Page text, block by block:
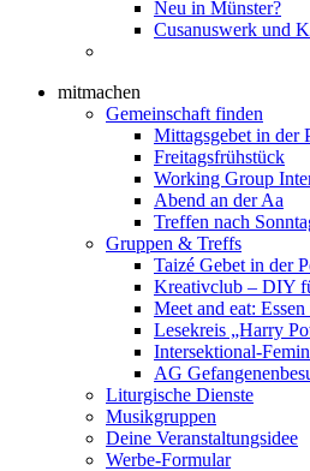
Neu in Münster?
Cusanuswerk und
mitmachen
Gemeinschaft finden
Mittagsgebet in der
Freitagsfrühstück
Working Group
Abend an der Aa
Treffen nach
Gruppen & Treffs
Taizé Gebet in der
Kreativclub – DIY
Meet and eat:
Lesekreis „Harry
Intersektional-
AG
Liturgische Dienste
Musikgruppen
Deine Veranstaltungsidee
Werbe-Formular